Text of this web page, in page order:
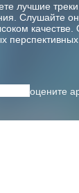
лучшие
Слушайте
качестве.
оцените